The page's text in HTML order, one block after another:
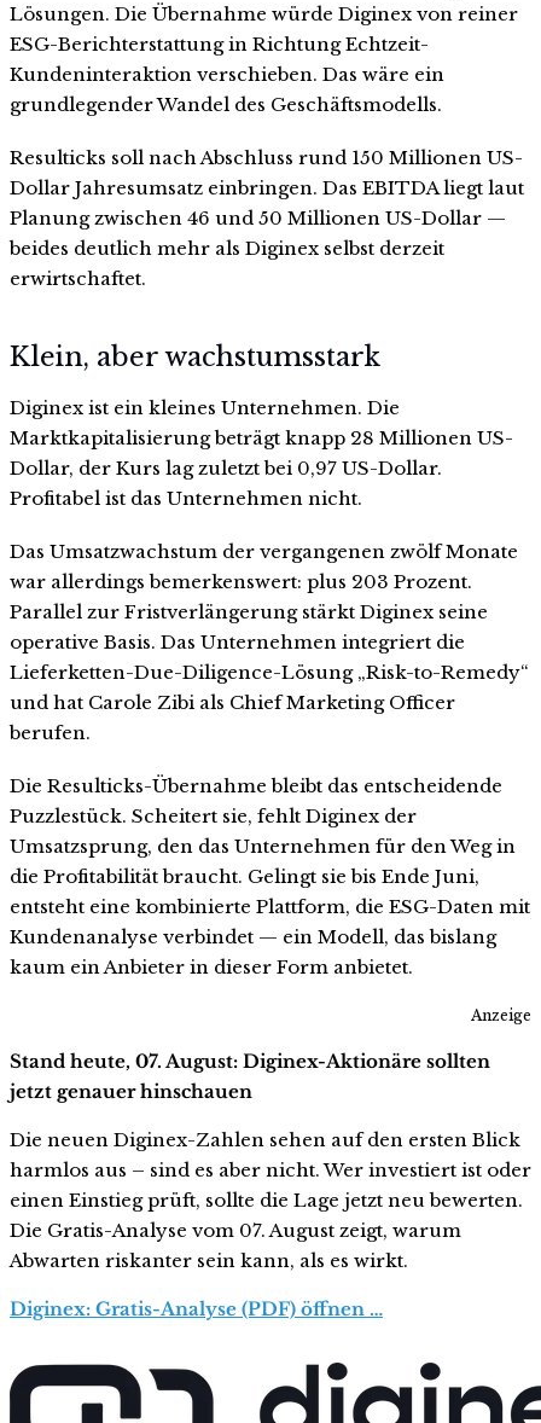
Lösungen. Die Übernahme würde Diginex von reiner
ESG-Berichterstattung in Richtung Echtzeit-
Kundeninteraktion verschieben. Das wäre ein
grundlegender Wandel des Geschäftsmodells.
Resulticks soll nach Abschluss rund 150 Millionen US-
Dollar Jahresumsatz einbringen. Das EBITDA liegt laut
Planung zwischen 46 und 50 Millionen US-Dollar —
beides deutlich mehr als Diginex selbst derzeit
erwirtschaftet.
Klein, aber wachstumsstark
Diginex ist ein kleines Unternehmen. Die
Marktkapitalisierung beträgt knapp 28 Millionen US-
Dollar, der Kurs lag zuletzt bei 0,97 US-Dollar.
Profitabel ist das Unternehmen nicht.
Das Umsatzwachstum der vergangenen zwölf Monate
war allerdings bemerkenswert: plus 203 Prozent.
Parallel zur Fristverlängerung stärkt Diginex seine
operative Basis. Das Unternehmen integriert die
Lieferketten-Due-Diligence-Lösung „Risk-to-Remedy“
und hat Carole Zibi als Chief Marketing Officer
berufen.
Die Resulticks-Übernahme bleibt das entscheidende
Puzzlestück. Scheitert sie, fehlt Diginex der
Umsatzsprung, den das Unternehmen für den Weg in
die Profitabilität braucht. Gelingt sie bis Ende Juni,
entsteht eine kombinierte Plattform, die ESG-Daten mit
Kundenanalyse verbindet — ein Modell, das bislang
kaum ein Anbieter in dieser Form anbietet.
Anzeige
Stand heute, 07. August: Diginex-Aktionäre sollten
jetzt genauer hinschauen
Die neuen Diginex-Zahlen sehen auf den ersten Blick
harmlos aus – sind es aber nicht. Wer investiert ist oder
einen Einstieg prüft, sollte die Lage jetzt neu bewerten.
Die Gratis-Analyse vom 07. August zeigt, warum
Abwarten riskanter sein kann, als es wirkt.
Diginex: Gratis-Analyse (PDF) öffnen …